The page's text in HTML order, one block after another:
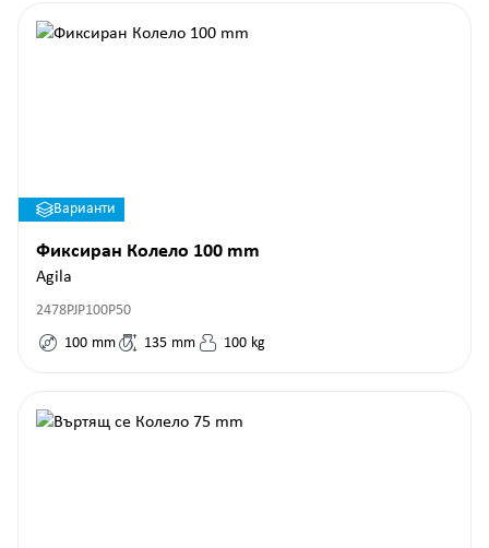
Варианти
Фиксиран Колело 100 mm
Agila
2478PJP100P50
100 mm 135 mm 100 kg